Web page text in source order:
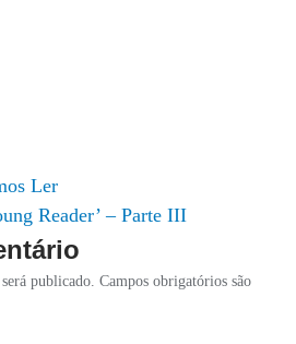
Ler
Reader’ – Parte III
publicado. Campos obrigatórios são